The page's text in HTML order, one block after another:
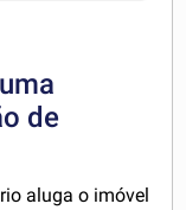
de
aluga o imóvel